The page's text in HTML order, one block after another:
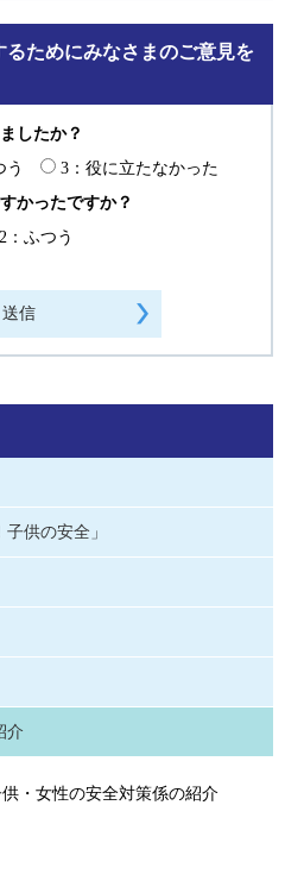
ためにみなさまのご意見を
したか？
う
3：役に立たなかった
かったですか？
2：ふつう
供の安全」
介
・女性の安全対策係の紹介